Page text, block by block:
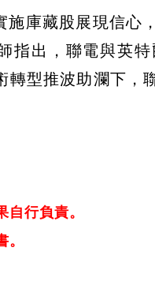
庫藏股展現信心
指出，聯電與英
型推波助瀾下，
行負責。